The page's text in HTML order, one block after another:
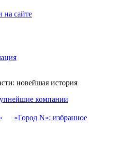
на сайте
новейшая история
компании
«Город N»: избранное